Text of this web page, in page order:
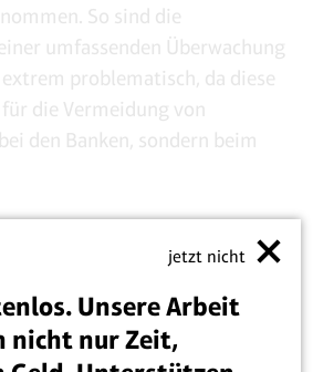
So sind die
umfassenden Überwachung
problematisch, da diese
die Vermeidung von
den Banken, sondern beim
die Vorstände der
Pflicht genommen werden
Hinsicht kontraproduktiv.
Vertretern muss die
jetzt nicht
Unsere Arbeit
nicht nur Zeit,